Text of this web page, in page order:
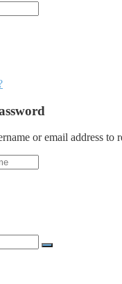
or email address to